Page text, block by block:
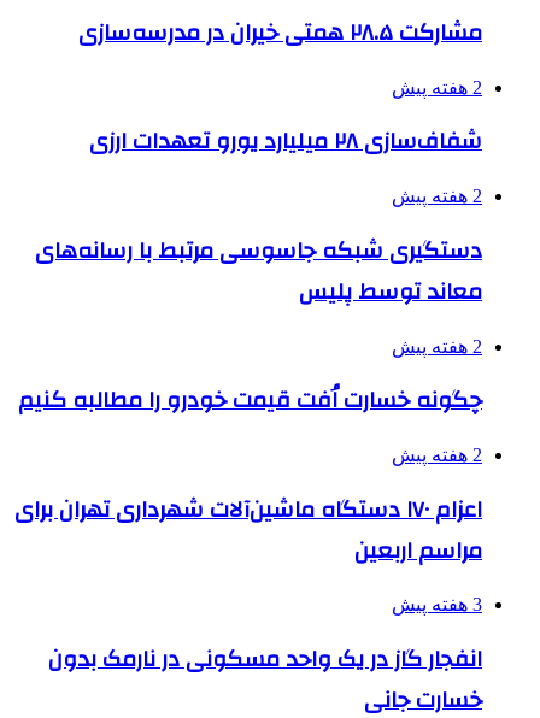
مشارکت ۲۸.۵ همتی خیران در مدرسه‌سازی
2 هفته پیش
شفاف‌سازی ۲۸ میلیارد یورو تعهدات ارزی
2 هفته پیش
دستگیری شبکه جاسوسی مرتبط با رسانه‌های
معاند توسط پلیس
2 هفته پیش
چگونه خسارت اُفت قیمت خودرو را مطالبه کنیم
2 هفته پیش
اعزام ۱۷۰ دستگاه ماشین‌آلات شهرداری تهران برای
مراسم اربعین
3 هفته پیش
انفجار گاز در یک واحد مسکونی در نارمک بدون
خسارت جانی